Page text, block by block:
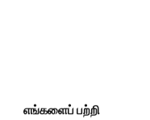
எங்களைப் பற்றி